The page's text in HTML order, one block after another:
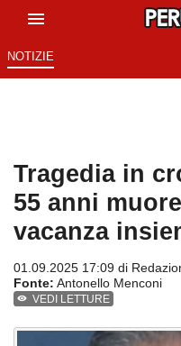
NOTIZIE
Tragedia in
55 anni
vacanza
01.09.2025 17:09 di
Fonte: Antonello Menconi
VEDI LETTURE